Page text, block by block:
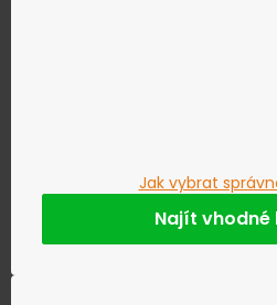
Jak vybrat
Najít vhodné